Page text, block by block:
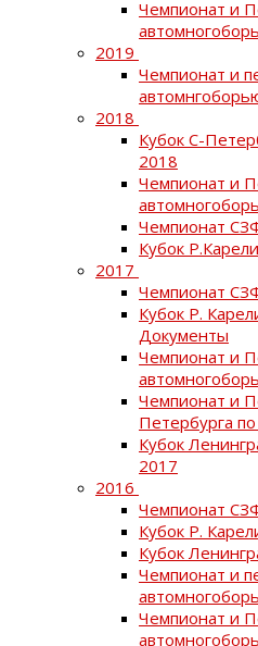
Чемпионат и
2019
Чемпионат и
2018
Кубок С-
2018
Чемпионат и
Чемпионат
Кубок
2017
Чемпионат
Кубок Р.
Документы
Чемпионат и
Чемпионат и
Петербурга
Кубок
2017
2016
Чемпионат
Кубок Р.
Кубок
Чемпионат и
Чемпионат и